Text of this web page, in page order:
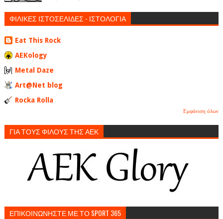
ΦΙΛΙΚΕΣ ΙΣΤΟΣΕΛΙΔΕΣ - ΙΣΤΟΛΟΓΙΑ
Eat This Rock
AEKology
Metal Daze
Art@Net blog
Rocka Rolla
Εμφάνιση όλων
ΓΙΑ ΤΟΥΣ ΦΙΛΟΥΣ ΤΗΣ ΑΕΚ
ΕΠΙΚΟΙΝΩΝΗΣΤΕ ΜΕ ΤΟ SPORT 365